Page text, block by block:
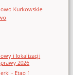
Kurkowskie
i lokalizacji
2026
- Etap 1